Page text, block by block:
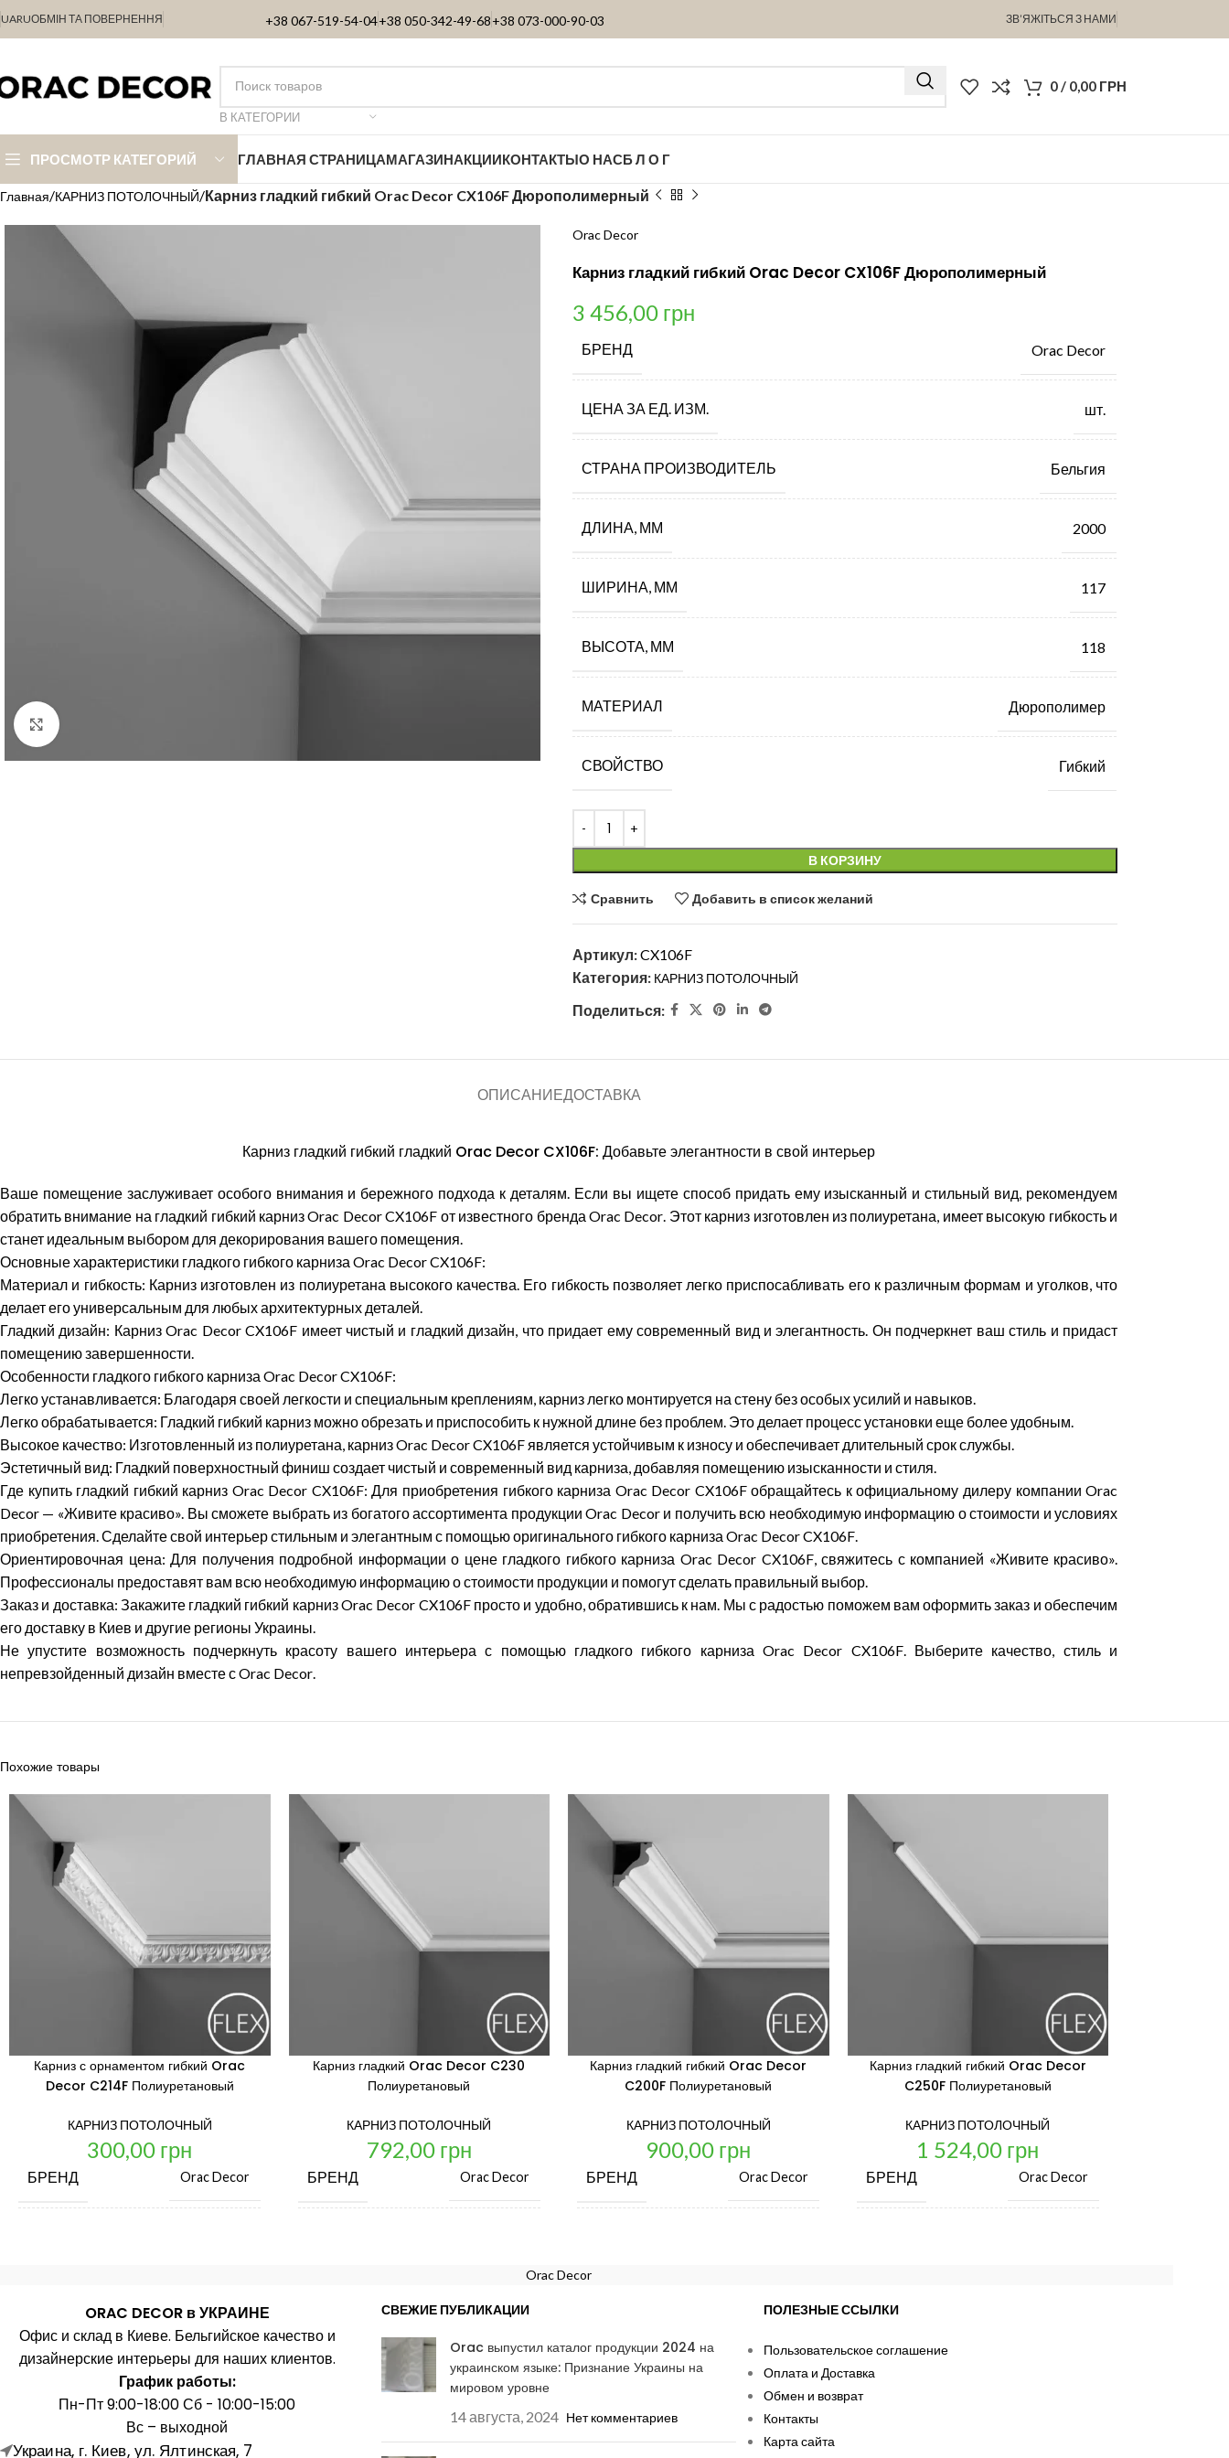
UARUОБМІН ТА ПОВЕРНЕННЯ +38 067-519-54-04+38 050-342-49-68+38 073-000-90-03 ЗВ’ЯЖІТЬСЯ З НАМИ
В КАТЕГОРИИ
0/ 0,00 ГРН
ПРОСМОТР КАТЕГОРИЙ ГЛАВНАЯ СТРАНИЦАМАГАЗИНАКЦИИКОНТАКТЫО НАСБ Л О Г
Главная КАРНИЗ ПОТОЛОЧНЫЙ Карниз гладкий гибкий Orac Decor CX106F Дюрополимерный
Orac Decor
Карниз гладкий гибкий Orac Decor CX106F Дюрополимерный
3 456,00 грн
БРЕНД Orac Decor
ЦЕНА ЗА ЕД. ИЗМ. шт.
СТРАНА ПРОИЗВОДИТЕЛЬ Бельгия
ДЛИНА, ММ 2000
ШИРИНА, ММ 117
ВЫСОТА, ММ 118
МАТЕРИАЛ Дюрополимер
СВОЙСТВО Гибкий
В КОРЗИНУ
Сравнить Добавить в список желаний
Артикул:CX106F
Категория: КАРНИЗ ПОТОЛОЧНЫЙ
Поделиться:
ОПИСАНИЕДОСТАВКА
Карниз гладкий гибкий гладкий Orac Decor CX106F: Добавьте элегантности в свой интерьер
Ваше помещение заслуживает особого внимания и бережного подхода к деталям. Если вы ищете способ придать ему изысканный и стильный вид, рекомендуем
обратить внимание на гладкий гибкий карнизOrac DecorCX106F от известного бренда Orac Decor. Этот карниз изготовлен из полиуретана, имеет высокую гибкость и
станет идеальным выбором для декорирования вашего помещения.
Основные характеристики гладкого гибкого карниза Orac DecorCX106F:
Материал и гибкость: Карниз изготовлен из полиуретана высокого качества. Его гибкость позволяет легко приспосабливать его к различным формам и уголков, что
делает его универсальным для любых архитектурных деталей.
Гладкий дизайн: КарнизOrac Decor CX106F имеет чистый и гладкий дизайн, что придает ему современный вид и элегантность. Он подчеркнет ваш стиль и придаст
помещению завершенности.
Особенности гладкого гибкого карниза Orac DecorCX106F:
Легко устанавливается: Благодаря своей легкости и специальным креплениям, карниз легко монтируется на стену без особых усилий и навыков.
Легко обрабатывается: Гладкий гибкий карниз можно обрезать и приспособить к нужной длине без проблем. Это делает процесс установки еще более удобным.
Высокое качество: Изготовленный из полиуретана, карнизOrac DecorCX106F является устойчивым к износу и обеспечивает длительный срок службы.
Эстетичный вид: Гладкий поверхностный финиш создает чистый и современный вид карниза, добавляя помещению изысканности и стиля.
Где купить гладкий гибкий карниз Orac Decor CX106F:Для приобретения гибкого карниза Orac Decor CX106Fобращайтесь к официальному дилеру компанииOrac
Decor — «Живите красиво». Вы сможете выбрать из богатого ассортимента продукцииOrac Decorи получить всю необходимую информацию о стоимости и условиях
приобретения. Сделайте свой интерьер стильным и элегантным с помощью оригинального гибкого карниза Orac DecorCX106F.
Ориентировочная цена: Для получения подробной информации о цене гладкого гибкого карниза Orac Decor CX106F, свяжитесь с компанией «Живите красиво».
Профессионалы предоставят вам всю необходимую информацию о стоимости продукции и помогут сделать правильный выбор.
Заказ и доставка: Закажите гладкий гибкий карнизOrac Decor CX106Fпросто и удобно, обратившись к нам. Мы с радостью поможем вам оформить заказ и обеспечим
его доставку в Киев и другие регионы Украины.
Не упустите возможность подчеркнуть красоту вашего интерьера с помощью гладкого гибкого карниза Orac Decor CX106F. Выберите качество, стиль и
непревзойденный дизайн вместе сOrac Decor.
Похожие товары
Карниз с орнаментом гибкий Orac
Decor C214F Полиуретановый
КАРНИЗ ПОТОЛОЧНЫЙ
300,00 грн
БРЕНД Orac Decor
ДЛИНА, ММ 2000
ШИРИНА, ММ 31
Карниз гладкий Orac Decor C230
Полиуретановый
КАРНИЗ ПОТОЛОЧНЫЙ
792,00 грн
БРЕНД Orac Decor
ДЛИНА, ММ 2000
29
Карниз гладкий гибкий Orac Decor
C200F Полиуретановый
КАРНИЗ ПОТОЛОЧНЫЙ
900,00 грн
БРЕНД Orac Decor
ДЛИНА, ММ 2000
ШИРИНА, ММ 57
Карниз гладкий гибкий Orac Decor
C250F Полиуретановый
КАРНИЗ ПОТОЛОЧНЫЙ
1 524,00 грн
БРЕНД Orac Decor
ДЛИНА, ММ
Orac Decor
ORAC DECOR в УКРАИНЕ
Офис и склад в Киеве. Бельгийское качество и
дизайнерские интерьеры для наших клиентов.
График работы:
Пн-Пт 9:00-18:00 Сб - 10:00-15:00
Вс – выходной
Украина, г. Киев, ул. Ялтинская, 7
СВЕЖИЕ ПУБЛИКАЦИИ
Orac выпустил каталог продукции 2024 на
украинском языке: Признание Украины на
мировом уровне
14 августа, 2024 Нет комментариев
ПОЛЕЗНЫЕ ССЫЛКИ
Пользовательское соглашение
Оплата и Доставка
Обмен и возврат
Контакты
Карта сайта